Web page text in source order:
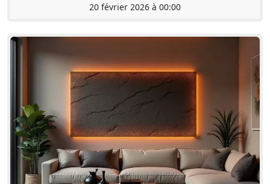
20 février 2026 à 00:00